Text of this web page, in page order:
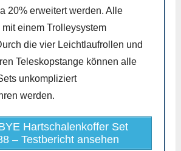
20% erweitert werden. Alle
einem Trolleysystem
die vier Leichtlaufrollen und
Teleskopstange können alle
unkompliziert
werden.
Hartschalenkoffer Set
– Testbericht ansehen